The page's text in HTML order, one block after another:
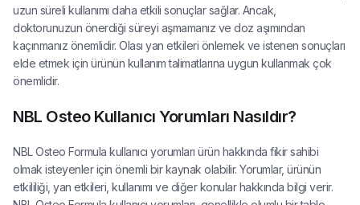
uzun süreli kullanımı daha etkili sonuçlar sağlar. Ancak,
doktorunuzun önerdiği süreyi aşmamanız ve doz aşımından
kaçınmanız önemlidir. Olası yan etkileri önlemek ve istenen sonuçları
elde etmek için ürünün kullanım talimatlarına uygun kullanmak çok
önemlidir.
NBL Osteo Kullanıcı Yorumları Nasıldır?
NBL Osteo Formula kullanıcı yorumları ürün hakkında fikir sahibi
olmak isteyenler için önemli bir kaynak olabilir. Yorumlar, ürünün
etkililiği, yan etkileri, kullanımı ve diğer konular hakkında bilgi verir.